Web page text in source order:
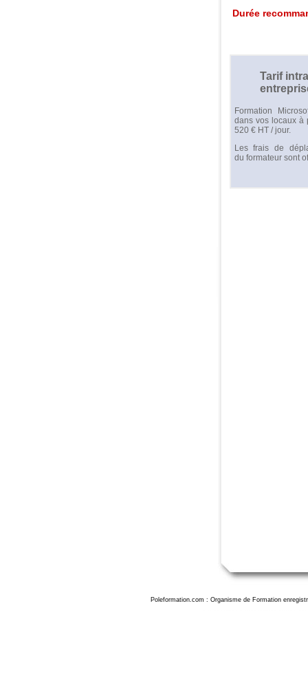
Durée
Tarif
Formation
dans vos locaux à
520 € HT / jour.
Les frais de
du formateur sont
Poleformation.com : Organisme de Formation